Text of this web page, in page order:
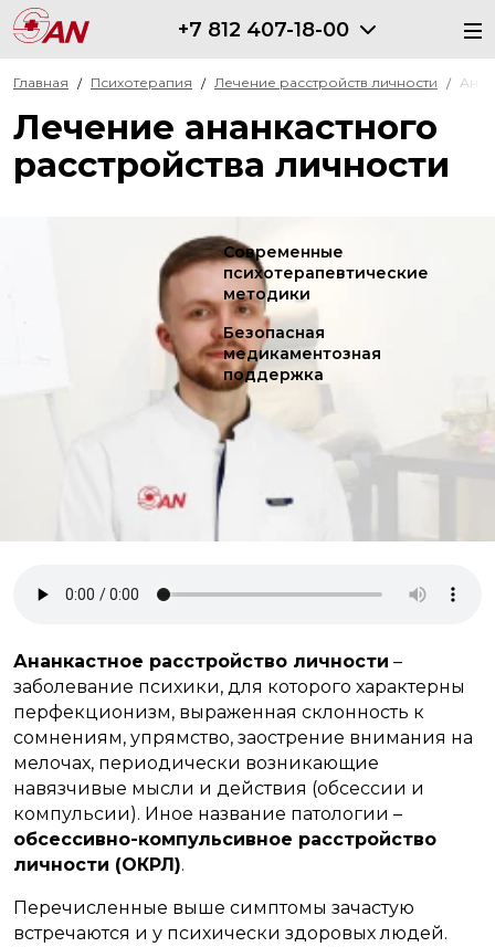
+7 812 407-18-00
Главная Психотерапия Лечение расстройств личности
Лечение ананкастного
расстройства личности
Современные
психотерапевтические
методики
Безопасная
медикаментозная
поддержка
Ананкастное расстройство личности –
заболевание психики, для которого характерны
перфекционизм, выраженная склонность к
сомнениям, упрямство, заострение внимания на
мелочах, периодически возникающие
навязчивые мысли и действия (обсессии и
компульсии). Иное название патологии –
обсессивно-компульсивное расстройство
личности (ОКРЛ).
Перечисленные выше симптомы зачастую
встречаются и у психически здоровых людей.